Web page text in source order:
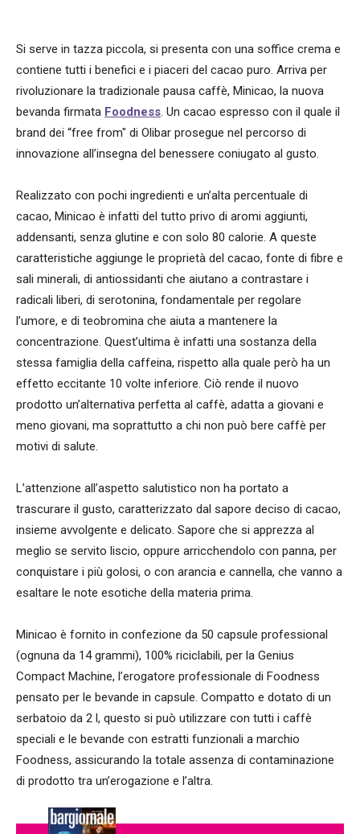
Si serve in tazza piccola, si presenta con una soffice crema e
contiene tutti i benefici e i piaceri del cacao puro. Arriva per
rivoluzionare la tradizionale pausa caffè, Minicao, la nuova
bevanda firmata Foodness. Un cacao espresso con il quale il
brand dei “free from" di Olibar prosegue nel percorso di
innovazione all’insegna del benessere coniugato al gusto.
Realizzato con pochi ingredienti e un’alta percentuale di
cacao, Minicao è infatti del tutto privo di aromi aggiunti,
addensanti, senza glutine e con solo 80 calorie. A queste
caratteristiche aggiunge le proprietà del cacao, fonte di fibre e
sali minerali, di antiossidanti che aiutano a contrastare i
radicali liberi, di serotonina, fondamentale per regolare
l’umore, e di teobromina che aiuta a mantenere la
concentrazione. Quest’ultima è infatti una sostanza della
stessa famiglia della caffeina, rispetto alla quale però ha un
effetto eccitante 10 volte inferiore. Ciò rende il nuovo
prodotto un’alternativa perfetta al caffè, adatta a giovani e
meno giovani, ma soprattutto a chi non può bere caffè per
motivi di salute.
L’attenzione all’aspetto salutistico non ha portato a
trascurare il gusto, caratterizzato dal sapore deciso di cacao,
insieme avvolgente e delicato. Sapore che si apprezza al
meglio se servito liscio, oppure arricchendolo con panna, per
conquistare i più golosi, o con arancia e cannella, che vanno a
esaltare le note esotiche della materia prima.
Minicao è fornito in confezione da 50 capsule professional
(ognuna da 14 grammi), 100% riciclabili, per la Genius
Compact Machine, l’erogatore professionale di Foodness
pensato per le bevande in capsule. Compatto e dotato di un
serbatoio da 2 l, questo si può utilizzare con tutti i caffè
speciali e le bevande con estratti funzionali a marchio
Foodness, assicurando la totale assenza di contaminazione
di prodotto tra un’erogazione e l’altra.